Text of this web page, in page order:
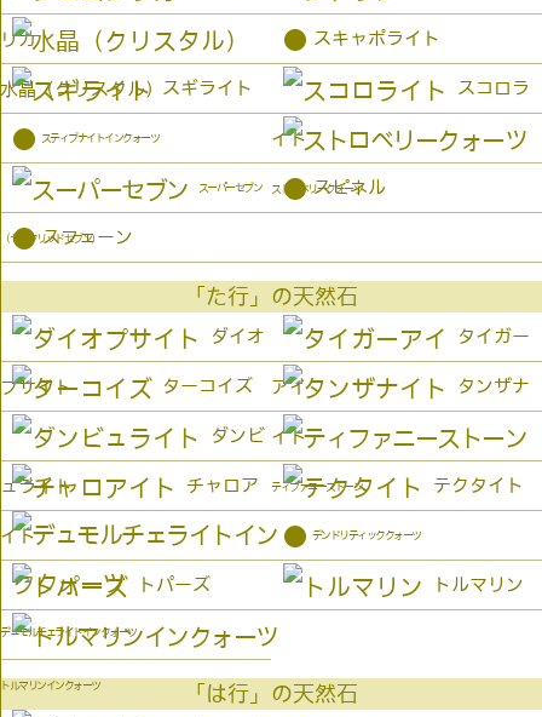
リカ
水晶（クリスタル）
● スキャポライト
スギライト スコロラ
イト
● スティブナイトインクォーツ
ストロベリークォーツ
スーパーセブン
（セイクリッドセブン）
● スピネル
● スフェーン
「た行」の天然石
ダイオ
プサイト
タイガー
アイ
ターコイズ タンザナ
イト
ダンビ
ュライト ティファニーストーン
チャロア
イト
テクタイト
デュモルチェライトインクォーツ
● デンドリティッククォーツ
トパーズ トルマリン
トルマリンインクォーツ 「は行」の天然石